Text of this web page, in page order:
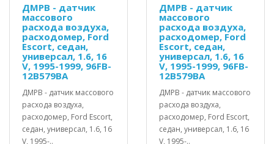
ДМРВ - датчик
массового
расхода воздуха,
расходомер, Ford
Escort, седан,
универсал, 1.6, 16
V, 1995-1999, 96FB-
12B579BA
ДМРВ - датчик массового
расхода воздуха,
расходомер, Ford Escort,
седан, универсал, 1.6, 16
V, 1995-..
ДМРВ - датчик
массового
расхода воздуха,
расходомер, Ford
Escort, седан,
универсал, 1.6, 16
V, 1995-1999, 96FB-
12B579BA
ДМРВ - датчик массового
расхода воздуха,
расходомер, Ford Escort,
седан, универсал, 1.6, 16
V, 1995-..